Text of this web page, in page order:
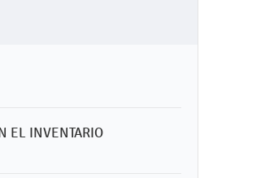
EL INVENTARIO